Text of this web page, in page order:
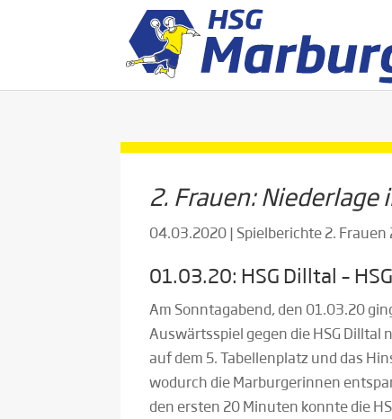
2. Frauen: Niederlage
04.03.2020| Spielberichte 2.
01.03.20: HSG Dilltal –
Am Sonntagabend, den 01.03.20
Auswärtsspiel gegen die HSG
auf dem 5. Tabellenplatz und das
wodurch die Marburgerinnen
den ersten 20 Minuten konnte die